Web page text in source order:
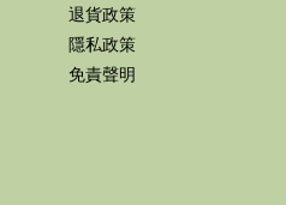
退貨政策
隱私政策
免責聲明